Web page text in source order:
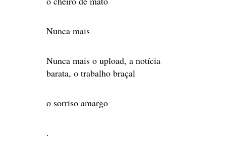
Nunca mais
Nunca mais o upload, a notícia
barata, o trabalho braçal
o sorriso amargo
.